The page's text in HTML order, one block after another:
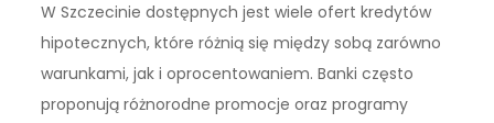
W Szczecinie dostępnych jest wiele ofert kredytów
hipotecznych, które różnią się między sobą zarówno
warunkami, jak i oprocentowaniem. Banki często
proponują różnorodne promocje oraz programy